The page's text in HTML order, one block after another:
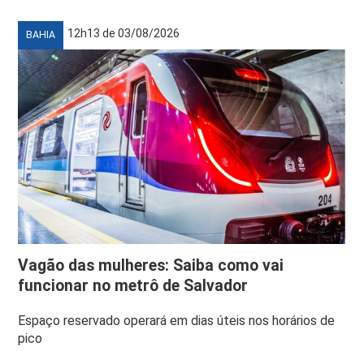
BAHIA 12h13 de 03/08/2026
Vagão das mulheres: Saiba como vai
funcionar no metrô de Salvador
Espaço reservado operará em dias úteis nos horários de
pico